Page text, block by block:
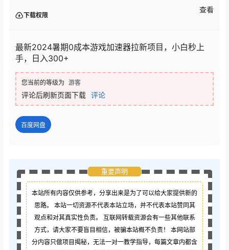
下载权限
查看
最新2024暑期0成本游戏加速器拉新项目，小白秒上
手，日入300+
您当前的等级为 游客
评论后刷新页面下载 评论
百度网盘
重要声明
本站所有内容仅供参考，分享出来是为了可以给大家提供新的
思路。 本站一切资源不代表本站立场，并不代表本站赞同其
观点和对其真实性负责。 互联网转载资源会有一些其他联系
方式，请大家不要盲目相信，被骗本站概不负责！ 本网站部
分内容只做项目揭秘，无法一对一教学指导，每篇文章内都含